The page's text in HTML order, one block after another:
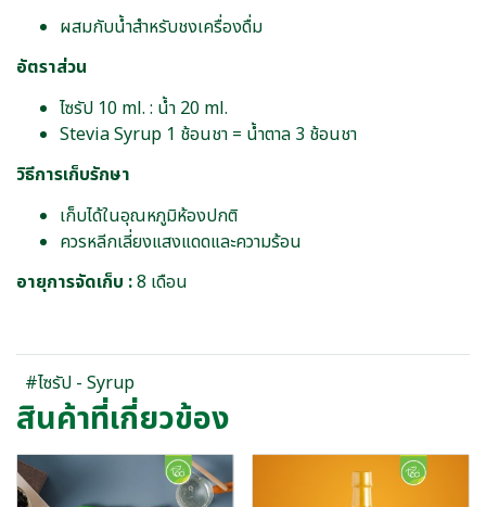
ผสมกับน้ำสำหรับชงเครื่องดื่ม
อัตราส่วน
ไซรัป 10 ml. : น้ำ 20 ml.
Stevia Syrup 1 ช้อนชา = น้ำตาล 3 ช้อนชา
วิธีการเก็บรักษา
เก็บได้ในอุณหภูมิห้องปกติ
ควรหลีกเลี่ยงแสงแดดและความร้อน
อายุการจัดเก็บ :8 เดือน
#ไซรัป - Syrup
สินค้าที่เกี่ยวข้อง